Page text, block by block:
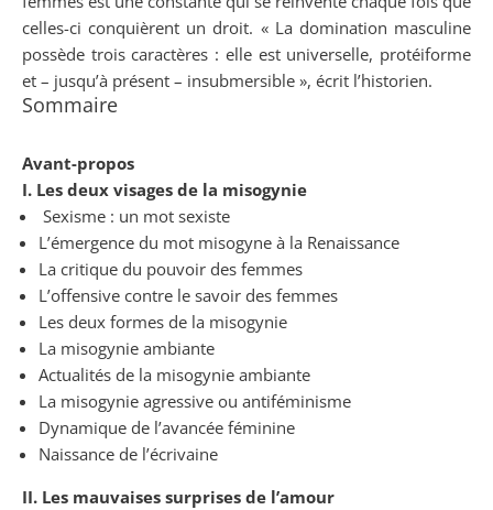
celles-ci conquièrent un droit. « La domination masculine
possède trois caractères : elle est universelle, protéiforme
et – jusqu’à présent – insubmersible », écrit l’historien.
Sommaire
Avant-propos
I. Les deux visages de la misogynie
Sexisme : un mot sexiste
L’émergence du mot misogyne à la Renaissance
La critique du pouvoir des femmes
L’offensive contre le savoir des femmes
Les deux formes de la misogynie
La misogynie ambiante
Actualités de la misogynie ambiante
La misogynie agressive ou antiféminisme
Dynamique de l’avancée féminine
Naissance de l’écrivaine
II. Les mauvaises surprises de l’amour